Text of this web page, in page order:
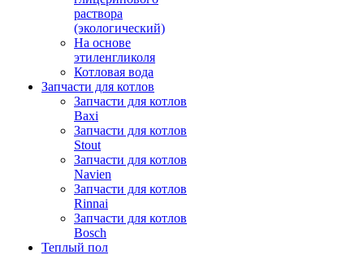
раствора
(экологический)
На основе
этиленгликоля
Котловая вода
Запчасти для котлов
Запчасти для котлов
Baxi
Запчасти для котлов
Stout
Запчасти для котлов
Navien
Запчасти для котлов
Rinnai
Запчасти для котлов
Bosch
Теплый пол